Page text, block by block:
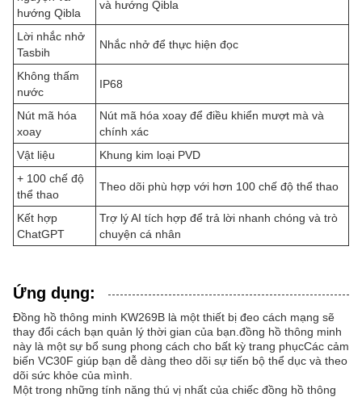
hướng Qibla
và hướng Qibla
Lời nhắc nhở
Tasbih
Nhắc nhở để thực hiện đọc
Không thấm
nước
IP68
Nút mã hóa
xoay
Nút mã hóa xoay để điều khiển mượt mà và
chính xác
Vật liệu
Khung kim loại PVD
+ 100 chế độ
thể thao
Theo dõi phù hợp với hơn 100 chế độ thể thao
Kết hợp
ChatGPT
Trợ lý AI tích hợp để trả lời nhanh chóng và trò
chuyện cá nhân
Ứng dụng:
Đồng hồ thông minh KW269B là một thiết bị đeo cách mạng sẽ
thay đổi cách bạn quản lý thời gian của bạn.đồng hồ thông minh
này là một sự bổ sung phong cách cho bất kỳ trang phụcCác cảm
biến VC30F giúp bạn dễ dàng theo dõi sự tiến bộ thể dục và theo
dõi sức khỏe của mình.
Một trong những tính năng thú vị nhất của chiếc đồng hồ thông